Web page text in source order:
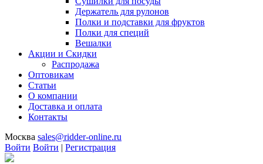
Держатель для рулонов
Полки и подставки для фруктов
Полки для специй
Вешалки
Акции и Скидки
Распродажа
Оптовикам
Статьи
О компании
Доставка и оплата
Контакты
Москва sales@ridder-online.ru
Войти Войти | Регистрация